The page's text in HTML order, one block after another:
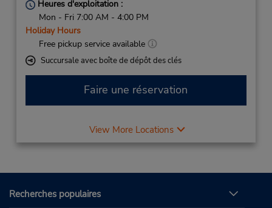
Heures d'exploitation :
Mon - Fri 7:00 AM - 4:00 PM
Holiday Hours
Free pickup service available
Succursale avec boîte de dépôt des clés
Faire une réservation
View More Locations
Recherches populaires